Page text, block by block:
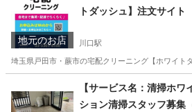
地元のお店
トダッシュ】注文サイト
川口駅
埼玉県戸田市・蕨市の宅配クリーニング【ホワイ
川口駅 その他 埼玉
その他 電話営業
【サービス名：清掃ホ
ション清掃スタッフ募集